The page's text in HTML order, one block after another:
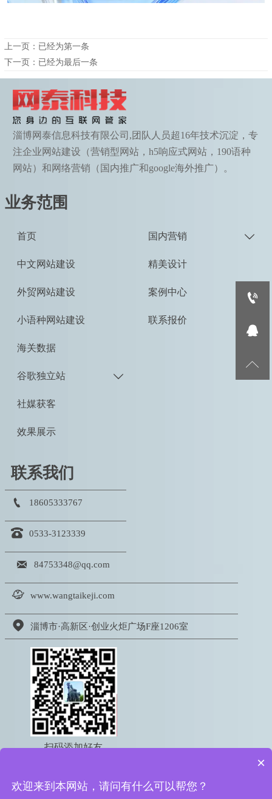
上一页：已经为第一条
下一页：已经为最后一条
淄博网泰信息科技有限公司,团队人员超16年技术沉淀，专
注企业网站建设（营销型网站，h5响应式网站，190语种
网站）和网络营销（国内推广和google海外推广）。
业务范围
首页
中文网站建设
外贸网站建设
小语种网站建设
海关数据
谷歌独立站 
社媒获客
效果展示
国内营销 
精美设计
案例中心
联系报价
联系我们
 18605333767
 0533-3123339
 84753348@qq.com
 www.wangtaikeji.com
 淄博市·高新区·创业火炬广场F座1206室
扫码添加好友



×
欢迎来到本网站，请问有什么可以帮您？